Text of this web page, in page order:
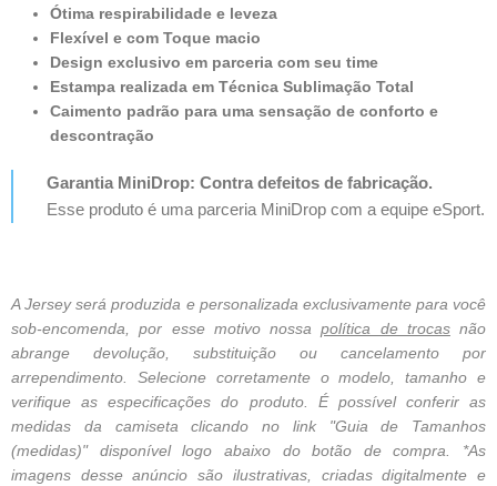
Ótima respirabilidade e leveza
Flexível e com Toque macio
Design exclusivo em parceria com seu time
Estampa realizada em Técnica Sublimação Total
Caimento padrão para uma sensação de conforto e
descontração
Garantia MiniDrop: Contra defeitos de fabricação.
Esse produto é uma parceria MiniDrop com a equipe eSport.
A Jersey será produzida e personalizada exclusivamente para você
sob-encomenda, por esse motivo nossapolítica de trocasnão
abrange devolução, substituição ou cancelamento por
arrependimento. Selecione corretamente o modelo, tamanho e
verifique as especificações do produto. É possível conferir as
medidas da camiseta clicando no link "Guia de Tamanhos
(medidas)" disponível logo abaixo do botão de compra. *As
imagens desse anúncio são ilustrativas, criadas digitalmente e